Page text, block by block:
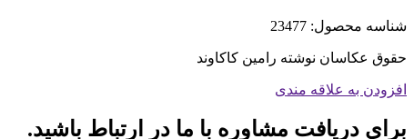
شناسه محصول: 23477
حقوق عکاسان نوشته رامین کاکاوند
افزودن به علاقه مندی
برای دریافت مشاوره با ما در ارتباط باشید.